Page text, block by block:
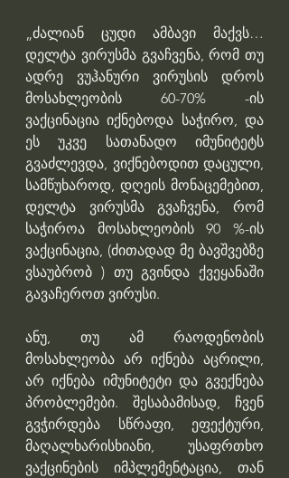
„ძალიან ცუდი ამბავი მაქვს…
დელტა ვირუსმა გვაჩვენა, რომ თუ
ადრე ვუჰანური ვირუსის დროს
მოსახლეობის 60-70% -ის
ვაქცინაცია იქნებოდა საჭირო, და
ეს უკვე სათანადო იმუნიტეტს
გვაძლევდა, ვიქნებოდით დაცული,
სამწუხაროდ, დღეის მონაცემებით,
დელტა ვირუსმა გვაჩვენა, რომ
საჭიროა მოსახლეობის 90 %-ის
ვაქცინაცია, (ძითადად მე ბავშვებზე
ვსაუბრობ ) თუ გვინდა ქვეყანაში
გავაჩეროთ ვირუსი.
ანუ, თუ ამ რაოდენობის
მოსახლეობა არ იქნება აცრილი,
არ იქნება იმუნიტეტი და გვექნება
პრობლემები. შესაბამისად, ჩვენ
გვჭირდება სწრაფი, ეფექტური,
მაღალხარისხიანი, უსაფრთხო
ვაქცინების იმპლემენტაცია, თან